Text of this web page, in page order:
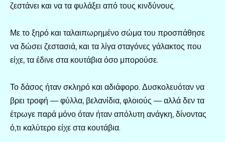
ζεστάνει και να τα φυλάξει από τους κινδύνους.
Με το ξηρό και ταλαιπωρημένο σώμα του προσπάθησε
να δώσει ζεστασιά, και τα λίγα σταγόνες γάλακτος που
είχε, τα έδινε στα κουτάβια όσο μπορούσε.
Το δάσος ήταν σκληρό και αδιάφορο. Δυσκολευόταν να
βρει τροφή — φύλλα, βελανίδια, φλοιούς — αλλά δεν τα
έτρωγε παρά μόνο όταν ήταν απόλυτη ανάγκη, δίνοντας
ό,τι καλύτερο είχε στα κουτάβια.